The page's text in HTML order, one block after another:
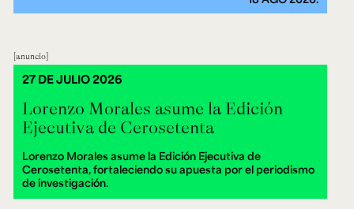
anuncio
Lorenzo Morales asume la Edición
Ejecutiva de Cerosetenta
Lorenzo Morales asume la Edición Ejecutiva de
Cerosetenta, fortaleciendo su apuesta por el periodismo
de investigación.
27 DE JULIO 2026